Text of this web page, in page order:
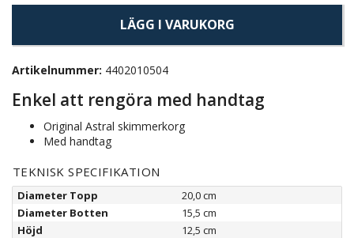
LÄGG I VARUKORG
Artikelnummer: 4402010504
Enkel att rengöra med handtag
Original Astral skimmerkorg
Med handtag
TEKNISK SPECIFIKATION
Diameter Topp
20,0 cm
Diameter Botten
15,5 cm
Höjd
12,5 cm